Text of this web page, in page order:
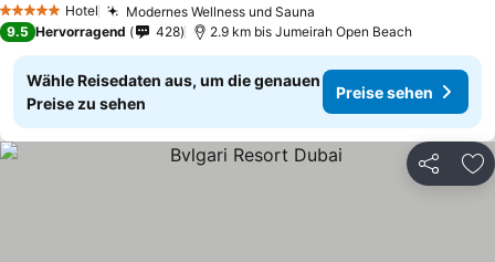
5 Sterne Hotel Modernes Wellness und Sauna
9.5 Hervorragend 428 2.9 km bis Jumeirah Open Beach
Wähle Reisedaten aus, um die genauen
Preise zu sehen
Preise sehen
Teilen